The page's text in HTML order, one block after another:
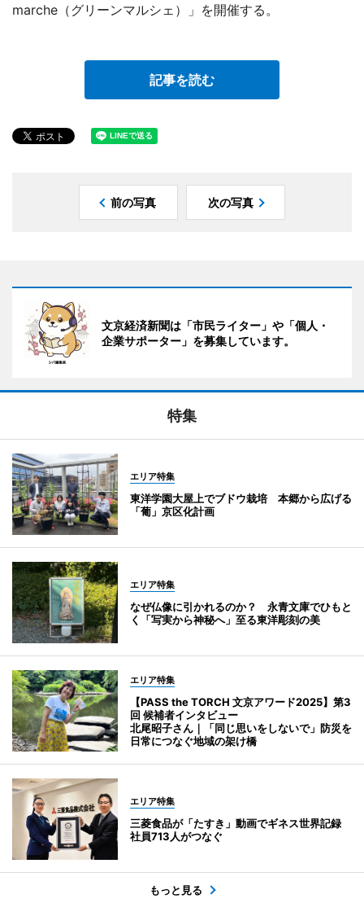
marche（グリーンマルシェ）」を開催する。
記事を読む
前の写真 次の写真
文京経済新聞は「市民ライター」や「個人・
企業サポーター」を募集しています。
特集
エリア特集
東洋学園大屋上でブドウ栽培 本郷から広げる
「葡」京区化計画
エリア特集
なぜ仏像に引かれるのか？ 永青文庫でひもと
く「写実から神秘へ」至る東洋彫刻の美
エリア特集
【PASS the TORCH 文京アワード2025】第3
回 候補者インタビュー
北尾昭子さん｜「同じ思いをしないで」防災を
日常につなぐ地域の架け橋
エリア特集
三菱食品が「たすき」動画でギネス世界記録
社員713人がつなぐ
もっと見る